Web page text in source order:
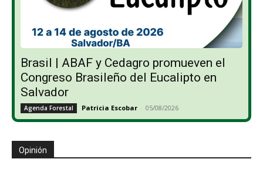
Brasil | ABAF y Cedagro promueven el
Congreso Brasileño del Eucalipto en
Salvador
Agenda Forestal Patricia Escobar - 05/08/2026
Opinión